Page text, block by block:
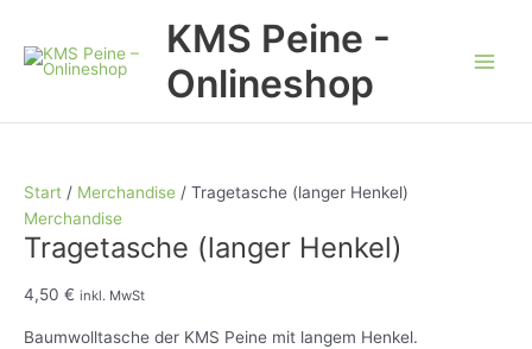
springen
KMS Peine -
Onlineshop
Start / Merchandise / Tragetasche (langer Henkel)
Merchandise
Tragetasche (langer Henkel)
4,50 € inkl. MwSt
Baumwolltasche der KMS Peine mit langem Henkel.